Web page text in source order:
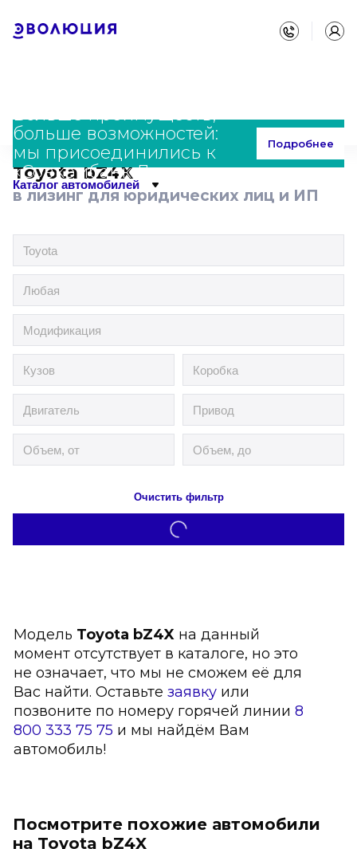
Больше преимуществ,
больше возможностей:
мы присоединились к
«Совкомбанк Лизинг»
Подробнее
Каталог автомобилей
Главная Каталог Toyota bZ4X
Toyota bZ4X
в лизинг для юридических лиц и ИП
Очистить фильтр
Модель Toyota bZ4X на данный
момент отсутствует в каталоге, но это
не означает, что мы не сможем её для
Вас найти. Оставьте заявку или
позвоните по номеру горячей линии 8
800 333 75 75 и мы найдём Вам
автомобиль!
Посмотрите похожие автомобили
на Toyota bZ4X